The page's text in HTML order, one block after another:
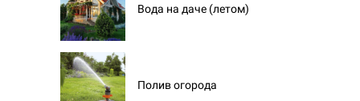
Вода на даче (летом)
Полив огорода